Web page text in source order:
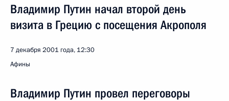
Владимир Путин начал второй день
визита в Грецию с посещения Акрополя
7 декабря 2001 года, 12:30
Афины
Владимир Путин провел переговоры